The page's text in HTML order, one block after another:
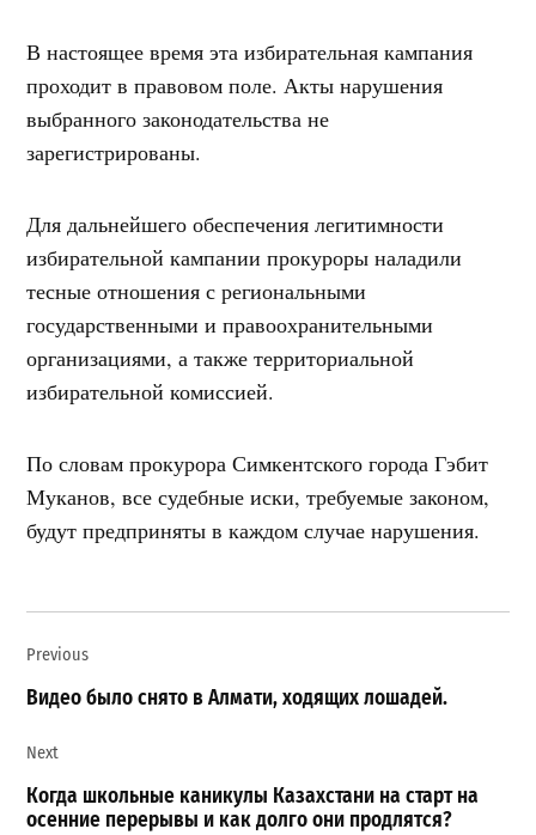
В настоящее время эта избирательная кампания
проходит в правовом поле. Акты нарушения
выбранного законодательства не
зарегистрированы.
Для дальнейшего обеспечения легитимности
избирательной кампании прокуроры наладили
тесные отношения с региональными
государственными и правоохранительными
организациями, а также территориальной
избирательной комиссией.
По словам прокурора Симкентского города Гэбит
Муканов, все судебные иски, требуемые законом,
будут предприняты в каждом случае нарушения.
по
записям
Previous
Видео было снято в Алмати, ходящих лошадей.
Next
Когда школьные каникулы Казахстани на старт на
осенние перерывы и как долго они продлятся?